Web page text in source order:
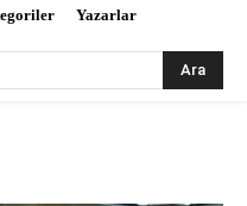
Yazarlar
Ara